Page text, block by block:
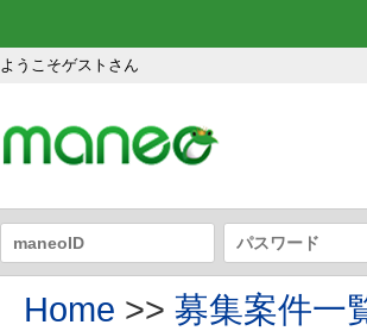
ようこそゲストさん
Home >> 募集案件一